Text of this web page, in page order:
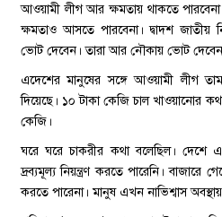
আওয়ামী লীগ আর ক্ষমতায় থাকতে
ক্ষমতাও আসতে পারবেনা। দ্বাদশ জাতীয়
ভোট দেবেন। তারা আর নৌকায় ভোট
এদেশের মানুষের সঙ্গে আওয়ামী লীগ
দিয়েছে। ১০ টাকা কেজি চাল খাওয়ানোর
কেজি।
ঘরে ঘরে চাকরীর কথা বলেছিল। দেশে
দ্রব্যমূল্য নিয়ন্ত্রণ করতে পারেনি। বাজারে
করতে পারেনা। মানুষ এখন নাভিশ্বাস